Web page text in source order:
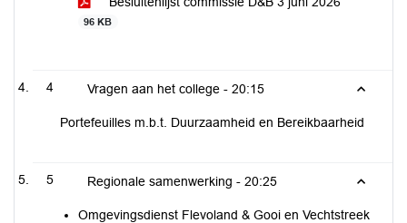
96 KB
4 Vragen aan het college - 20:15
Portefeuilles m.b.t. Duurzaamheid en Bereikbaarheid
5 Regionale samenwerking - 20:25
Omgevingsdienst Flevoland & Gooi en Vechtstreek